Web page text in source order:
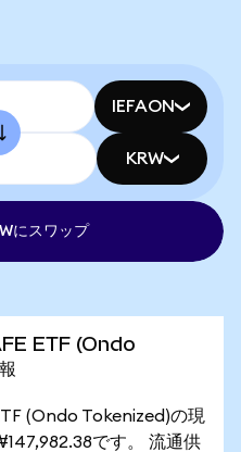
IEFAON
KRW
にスワップ
ETF (Ondo
(Ondo Tokenized)の現
です。 流通供